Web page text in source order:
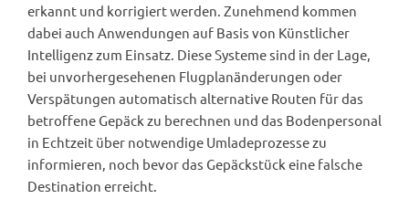
erkannt und korrigiert werden. Zunehmend kommen
dabei auch Anwendungen auf Basis von Künstlicher
Intelligenz zum Einsatz. Diese Systeme sind in der Lage,
bei unvorhergesehenen Flugplanänderungen oder
Verspätungen automatisch alternative Routen für das
betroffene Gepäck zu berechnen und das Bodenpersonal
in Echtzeit über notwendige Umladeprozesse zu
informieren, noch bevor das Gepäckstück eine falsche
Destination erreicht.